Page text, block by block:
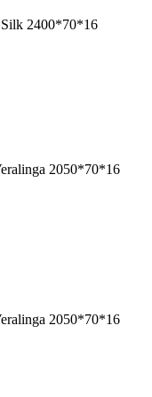
2400*70*16
2050*70*16
2050*70*16